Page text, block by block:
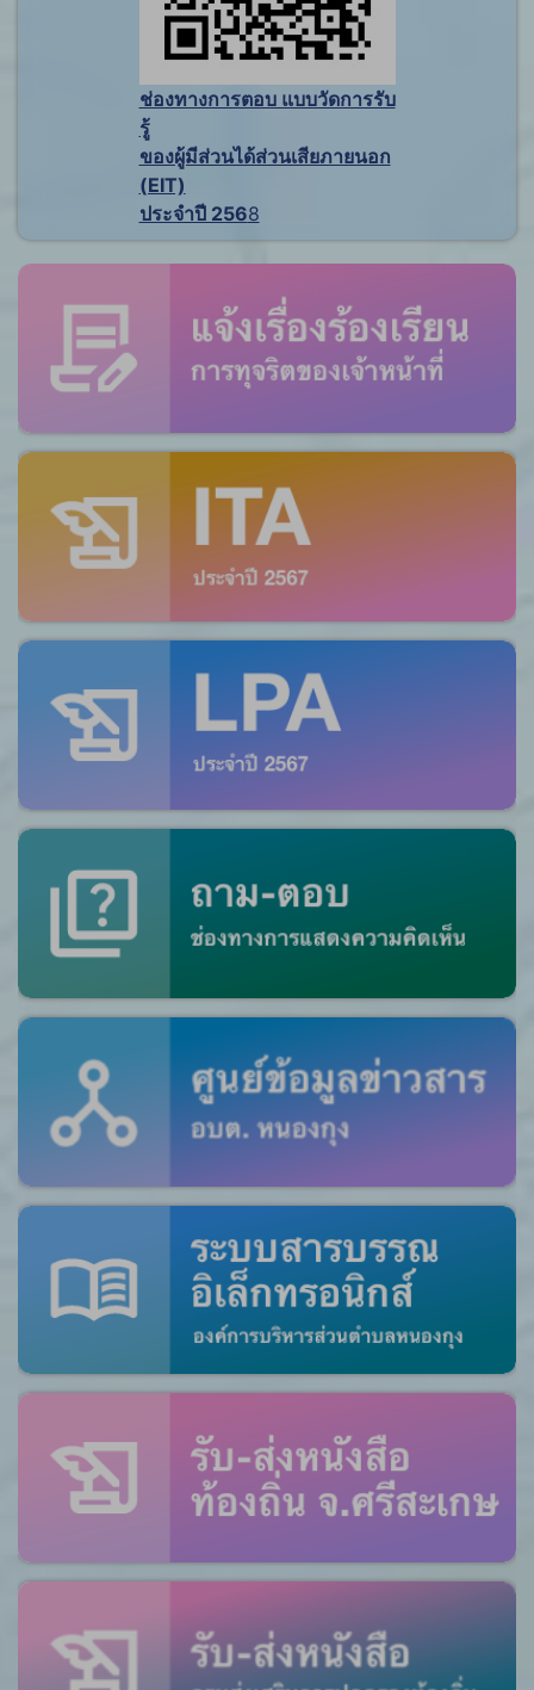
ช่องทางการตอบ แบบวัดการรับ
รู้
ของผู้มีส่วนได้ส่วนเสียภายนอก
(EIT)
ประจำปี 2568